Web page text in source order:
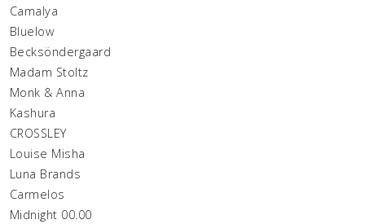
Camalya
Bluelow
Becksöndergaard
Madam Stoltz
Monk & Anna
Kashura
CROSSLEY
Louise Misha
Luna Brands
Carmelos
Midnight 00.00